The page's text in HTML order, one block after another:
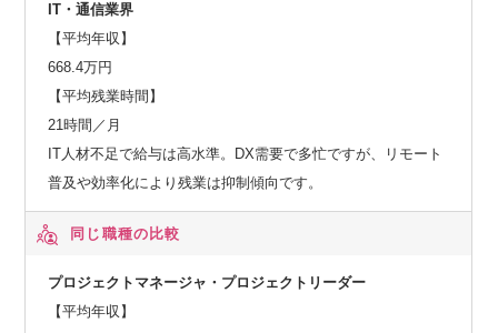
海外市場を対象として、セーファーシティ（パブリックセー
フティ、デジタル・ガバメント、デジタル・ファイナン
ス）、サービスプロバイダ向けソフトウェア・サービス、海
洋システムなどを提供しています。AI、IoT関連の先端技術を
活用し、安全・安心で効率・公平な都市の実現をはじめとす
る社会課題の解決に貢献していきます。
IT・通信業界
【平均年収】
668.4万円
【平均残業時間】
21時間／月
IT人材不足で給与は高水準。DX需要で多忙ですが、リモート
普及や効率化により残業は抑制傾向です。
同じ職種の比較
プロジェクトマネージャ・プロジェクトリーダー
【平均年収】